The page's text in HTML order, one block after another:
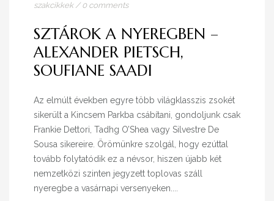
szakcikkek/ 0 comments
SZTÁROK A NYEREGBEN –
ALEXANDER PIETSCH,
SOUFIANE SAADI
Az elmúlt években egyre több világklasszis zsokét
sikerült a Kincsem Parkba csábítani, gondoljunk csak
Frankie Dettori, Tadhg O’Shea vagy Silvestre De
Sousa sikereire. Örömünkre szolgál, hogy ezúttal
tovább folytatódik ez a névsor, hiszen újabb két
nemzetközi szinten jegyzett toplovas száll
nyeregbe a vasárnapi versenyeken....